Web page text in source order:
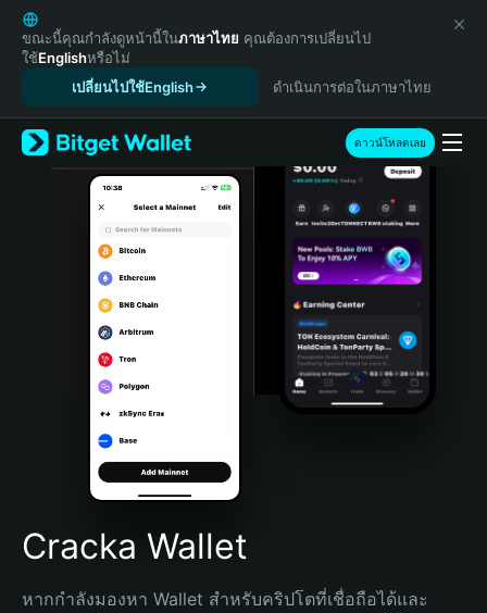
English
日本語
Tiếng Việt
Español (Latinoamérica)
Türkçe
Italiano
Português (Portugal)
Bahasa Indonesia
Português (Brasil)
Español (Argentina)
ขณะนี้คุณกำลังดูหน้านี้ในภาษาไทย คุณต้องการเปลี่ยนไป
ใช้Englishหรือไม่
เปลี่ยนไปใช้English
ดำเนินการต่อในภาษาไทย
ดาวน์โหลดเลย
Cracka Wallet
หากกำลังมองหา Wallet สำหรับคริปโตที่เชื่อถือได้และ